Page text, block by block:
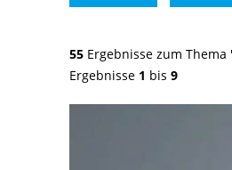
55 Ergebnisse zum Thema
Ergebnisse 1 bis 9